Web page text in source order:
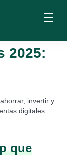
2025:
invertir y
digitales.
que